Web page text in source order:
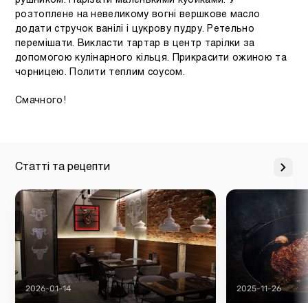
розтоплене на невеликому вогні вершкове масло
додати стручок ванілі і цукрову пудру. Ретельно
перемішати. Викласти тартар в центр тарілки за
допомогою кулінарного кільця. Прикрасити ожиною та
чорницею. Полити теплим соусом.
Смачного!
Статті та рецепти
2026-01-14 2025-11-26